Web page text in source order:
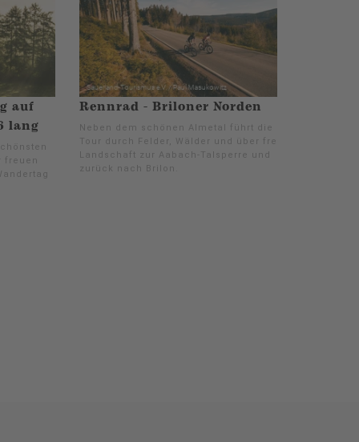
auf
lang
freuen
Rennrad - Briloner Norden
Neben dem schönen Almetal führt die
Tour durch Felder, Wälder und über freie
Landschaft zur Aabach-Talsperre und
zurück nach Brilon.